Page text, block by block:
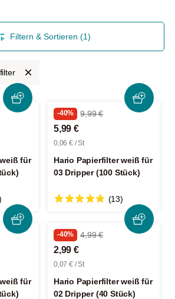
Filtern & Sortieren (1)
für
-40% 9,99 €
5,99 €
0,06 € / St
Hario Papierfilter weiß für
03 Dripper (100 Stück)
(13)
für
-40% 4,99 €
2,99 €
0,07 € / St
Hario Papierfilter weiß für
02 Dripper (40 Stück)